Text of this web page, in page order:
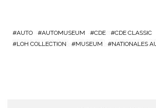
AUTO AUTOMUSEUM CDE CDE CLASSIC
LOH COLLECTION
MUSEUM NATIONALES